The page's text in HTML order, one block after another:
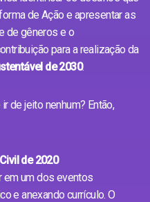
de Ação e apresentar as
de gêneros e o
para a realização da
de 2030.
de jeito nenhum? Então,
de 2020
um dos eventos
e anexando currículo. O